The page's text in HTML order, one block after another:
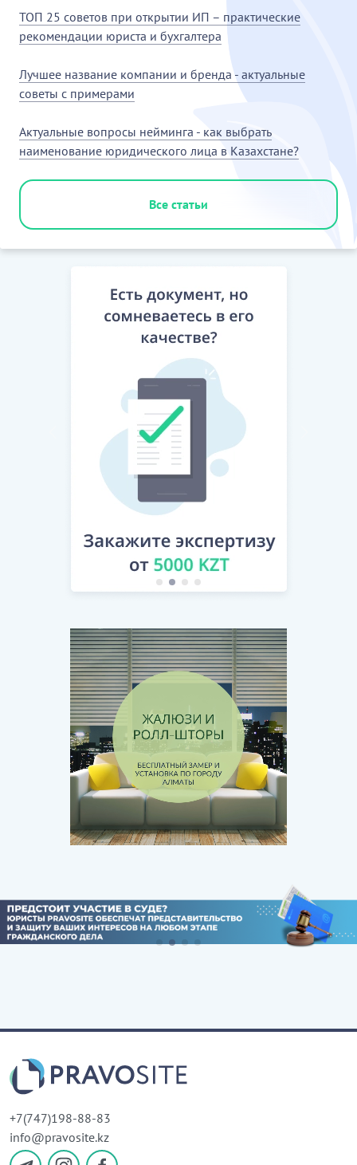
…………………………
[Скрытый текст. Полная версия доступна после
скачивания]
РАСТОРЖЕНИЯ ДОГОВОРА
подписания уполномоченными представителями
Сторон, указанной на первой странице настоящего
[Скрытый текст. Полная версия доступна после
скачивания]
13.1. Настоящий договор составлен по обоюдному
согласию Сторон на русском языке в двух
подлинных экземплярах, имеющих равную
юридическую силу, подписан и вручен по одному
экземпляру каждой из Сторон. Вся относящаяся к
настоящему договору переписка и другая
документация, которой обмениваются Стороны,
составляется на казахском и/или русском языках.
…………………………
[Скрытый текст. Полная версия доступна после
скачивания]
АДРЕСА, РЕКВИЗИТЫ И ПОДПИСИ СТОРОН
ТОП 25 советов при открытии ИП – практические
рекомендации юриста и бухгалтера
Лучшее название компании и бренда - актуальные
советы с примерами
Актуальные вопросы нейминга - как выбрать
наименование юридического лица в Казахстане?
Все статьи
+7(747)198-88-83
info@pravosite.kz